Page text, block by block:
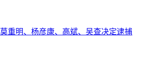
重明、杨彦康、高斌、吴查决定逮捕